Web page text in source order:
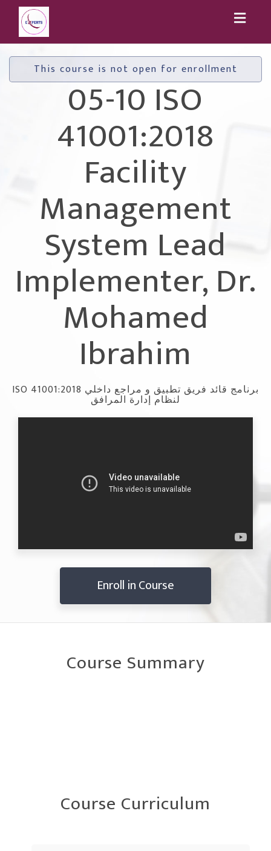
This course is not open for enrollment
05-10 ISO
41001:2018
Facility
Management
System Lead
Implementer, Dr.
Mohamed
Ibrahim
ISO 41001:2018 برنامج قائد فريق تطبيق و مراجع داخلي
لنظام إدارة المرافق
Enroll in Course
Course Summary
Course Curriculum